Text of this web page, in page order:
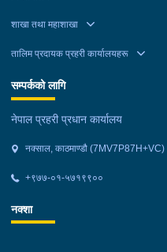
शाखा तथा महाशाखा
तालिम प्रदायक प्रहरी कार्यालयहरू
सम्पर्कको लागि
नेपाल प्रहरी प्रधान कार्यालय
नक्साल, काठमाण्डौ (7MV7P87H+VC)
+९७७-०१-५७१९९००
नक्शा